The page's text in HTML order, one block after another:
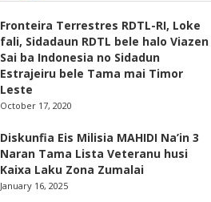
Fronteira Terrestres RDTL-RI, Loke
fali, Sidadaun RDTL bele halo Viazen
Sai ba Indonesia no Sidadun
Estrajeiru bele Tama mai Timor
Leste
October 17, 2020
Diskunfia Eis Milisia MAHIDI Na’in 3
Naran Tama Lista Veteranu husi
Kaixa Laku Zona Zumalai
January 16, 2025